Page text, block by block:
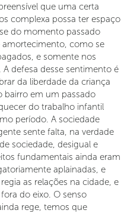
que uma certa
complexa possa ter espaço
do momento passado
amortecimento, como se
e somente nos
defesa desse sentimento é
da liberdade da criança
bairro em um passado
do trabalho infantil
período. A sociedade
sente falta, na verdade
sociedade, desigual e
fundamentais ainda eram
aplainadas, e
as relações na cidade, e
do eixo. O senso
rege, temos que